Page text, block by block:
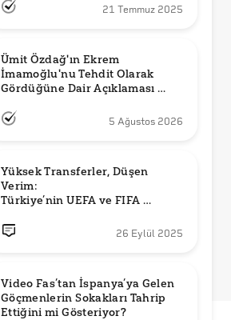
21 Temmuz 2025
Ümit Özdağ'ın Ekrem
İmamoğlu'nu Tehdit Olarak
Gördüğüne Dair Açıklaması
5 Ağustos 2026
Yüksek Transferler, Düşen
Verim:
Türkiye’nin UEFA ve FIFA
26 Eylül 2025
Video Fas’tan İspanya’ya Gelen
Göçmenlerin Sokakları Tahrip
Ettiğini mi Gösteriyor?